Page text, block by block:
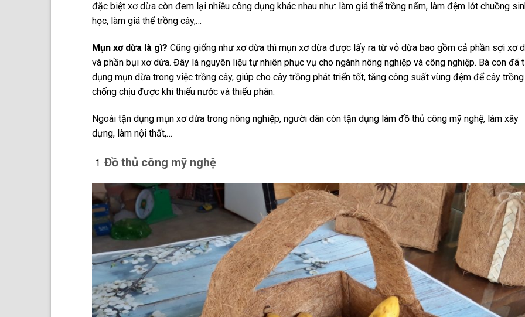
đặc biệt xơ dừa còn đem lại nhiều công dụng khác nhau như: làm giá thể trồng nấm, làm đệm lót chuồng
học, làm giá thể trồng cây,…
Mụn xơ dừa là gì? Cũng giống như xơ dừa thì mụn xơ dừa được lấy ra từ vỏ dừa bao gồm cả phần sợi xơ
và phần bụi xơ dừa. Đây là nguyên liệu tự nhiên phục vụ cho ngành nông nghiệp và công nghiệp. Bà con đã
dụng mụn dừa trong việc trồng cây, giúp cho cây trồng phát triển tốt, tăng công suất vùng đệm để cây trồng
chống chịu được khi thiếu nước và thiếu phân.
Ngoài tận dụng mụn xơ dừa trong nông nghiệp, người dân còn tận dụng làm đồ thủ công mỹ nghệ, làm xây
dựng, làm nội thất,…
Đồ thủ công mỹ nghệ